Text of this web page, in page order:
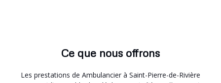
Ce que nous offrons
Les prestations de Ambulancier à Saint-Pierre-de-Rivière